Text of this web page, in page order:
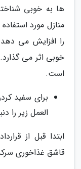
ها به خوبی
منازل مورد
را افزایش می
خوبی اثر می
است.
برای سفید
العمل زیر را
ابتدا قبل از
قاشق غذاخوری